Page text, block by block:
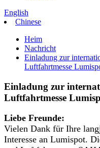
English
Chinese
Heim
Nachricht
Einladung zur
Luftfahrtmesse
Einladung zur
Luftfahrtmesse
Liebe Freunde:
Vielen Dank für Ihre
Interesse an Lumispot.